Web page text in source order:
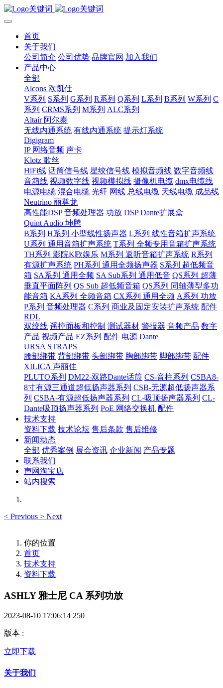
首页
关于我们
公司简介 公司优势 品牌官网 加入我们
产品中心
全部
Alcons 欧凯仕
V系列 S系列 G系列 R系列 Q系列 L系列 B系列 W系列 C
系列 CRMS系列 M系列 ALC系列
Altair 阿尔泰
无线内通系统 有线内通系统 提示灯系统
Digigram
IP 网络音频 声卡
Klotz 歌丝
HiFi线 话筒信号线 星绞信号线 模拟音频线 数字音频线
音箱线 视频数字线 视频模拟线 摄像机电缆 dmx电缆线
电源电缆 混合电缆 光纤 网线 总线电缆 天线电缆 成品线
Neutrino 丽尊龙
高性能DSP 音频处理器 功放 DSP Dante扩展盒
Quint Audio 坤腾
B系列 H系列 小型线性扬声器 L系列 线性音箱扩声系统
U系列 通用音箱扩声系统 T系列 全频专用音箱扩声系统
TH系列 影院K歌娱乐 M系列 返听音箱扩声系统 R系列
有源扩声系统 PH系列 通用全频扬声器 S系列 超低频音
箱 SA系列 通用全频 SA Sub系列 通用低音 QS系列 超薄
垂直平面阵列 QS Sub 超低频音箱 QS系列 同轴薄型多功
能音箱 KA系列 全频音箱 CX系列 通用全频 A系列 功放
P系列 音频处理器 C系列 商业及固定安装扩声系统 配件
RDL
双绞线 遥控面板和控制 测试器材 警报器 音频产品 数字
产品 视频产品 EZ系列 配件 电源 Dante
URSA STRAPS
腰部绑带 背部绑带 头部绑带 胸部绑带 脚部绑带 配件
XILICA 声丽佳
PLUTO系列 DM22-双路Dante话筒 CS-音柱系列 CSBA8-
8寸有源三通道超低扬声器系列 CSB-无源超低扬声器系
列 CSBA-有源超低扬声器系列 CL-吸顶扬声器系列 CL-
Dante吸顶扬声器系列 PoE 网络交换机 配件
技术支持
资料下载 技术论坛 售后条款 售后维修
新闻动态
全部 优秀案例 展会资讯 企业新闻 产品专题
联系我们
声网淘宝店
站内搜索
< Previous > Next
你的位置
首页
技术支持
资料下载
ASHLY 雅士尼 CA 系列功放
2023-08-10 17:06:14 250
版本 :
立即下载
关于我们